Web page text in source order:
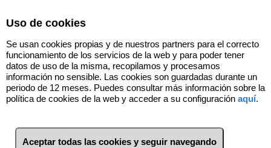
Contacto
La fuerza de una inmobiliaria
Aquí tienes todo lo que necesitas para vender,
comprar o alquilar un inmueble...
Uso de cookies
Se usan cookies propias y de nuestros partners para el correcto
funcionamiento de los servicios de la web y para poder tener
datos de uso de la misma, recopilamos y procesamos
información no sensible. Las cookies son guardadas durante un
periodo de 12 meses. Puedes consultar más información sobre la
política de cookies de la web y acceder a su configuración aquí.
Aceptar todas las cookies y seguir navegando